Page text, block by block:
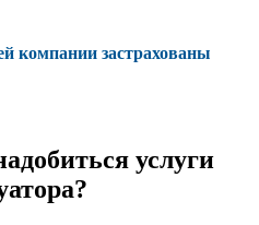
компании застрахованы
услуги